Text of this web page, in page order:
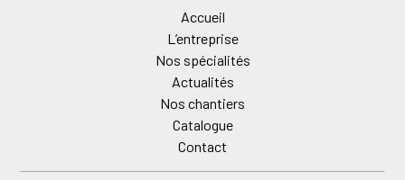
Accueil
L’entreprise
Nos spécialités
Actualités
Nos chantiers
Catalogue
Contact